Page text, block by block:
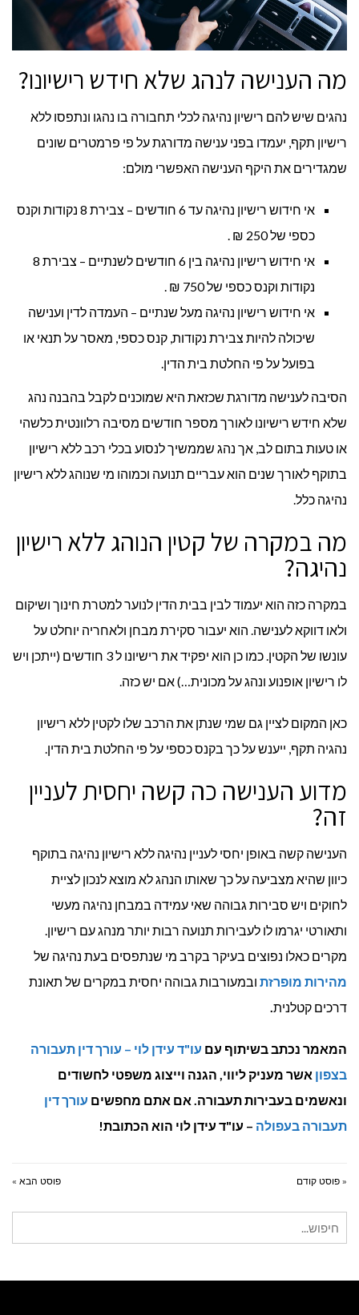
מה הענישה לנהג שלא חידש רישיונו?
נהגים שיש להם רישיון נהיגה לכלי תחבורה בו נהגו ונתפסו ללא
רישיון תקף, יעמדו בפני ענישה מדורגת על פי פרמטרים שונים
שמגדירים את היקף הענישה האפשרי מולם:
אי חידוש רישיון נהיגה עד 6 חודשים – צבירת 8 נקודות וקנס
כספי של 250 ₪ .
אי חידוש רישיון נהיגה בין 6 חודשים לשנתיים – צבירת 8
נקודות וקנס כספי של 750 ₪ .
אי חידוש רישיון נהיגה מעל שנתיים – העמדה לדין וענישה
שיכולה להיות צבירת נקודות, קנס כספי, מאסר על תנאי או
בפועל על פי החלטת בית הדין.
הסיבה לענישה מדורגת שכזאת היא שמוכנים לקבל בהבנה נהג
שלא חידש רישיונו לאורך מספר חודשים מסיבה רלוונטית כלשהי
או טעות בתום לב, אך נהג שממשיך לנסוע בכלי רכב ללא רישיון
בתוקף לאורך שנים הוא עבריים תנועה וכמוהו מי שנוהג ללא רישיון
נהיגה כלל.
מה במקרה של קטין הנוהג ללא רישיון
נהיגה?
במקרה כזה הוא יעמוד לבין בבית הדין לנוער למטרת חינוך ושיקום
ולאו דווקא לענישה. הוא יעבור סקירת מבחן ולאחריה יוחלט על
עונשו של הקטין. כמו כן הוא יפקיד את רישיונו ל 3 חודשים (ייתכן ויש
לו רישיון אופנוע ונהג על מכונית…) אם יש כזה.
כאן המקום לציין גם שמי שנתן את הרכב שלו לקטין ללא רישיון
נהגיה תקף, ייענש על כך בקנס כספי על פי החלטת בית הדין.
מדוע הענישה כה קשה יחסית לעניין
זה?
הענישה קשה באופן יחסי לעניין נהיגה ללא רישיון נהיגה בתוקף
כיוון שהיא מצביעה על כך שאותו הנהג לא מוצא לנכון לציית
לחוקים ויש סבירות גבוהה שאי עמידה במבחן נהיגה מעשי
ותאורטי יגרמו לו לעבירות תנועה רבות יותר מנהג עם רישיון.
מקרים כאלו נפוצים בעיקר בקרב מי שנתפסים בעת נהיגה של
מהירות מופרזת ובמעורבות גבוהה יחסית במקרים של תאונת
דרכים קטלנית.
המאמר נכתב בשיתוף עם עו"ד עידן לוי – עורך דין תעבורה
בצפון אשר מעניק ליווי, הגנה וייצוג משפטי לחשודים
ונאשמים בעבירות תעבורה. אם אתם מחפשים עורך דין
תעבורה בעפולה – עו"ד עידן לוי הוא הכתובת!
« פוסט קודם פוסט הבא »
עבור: